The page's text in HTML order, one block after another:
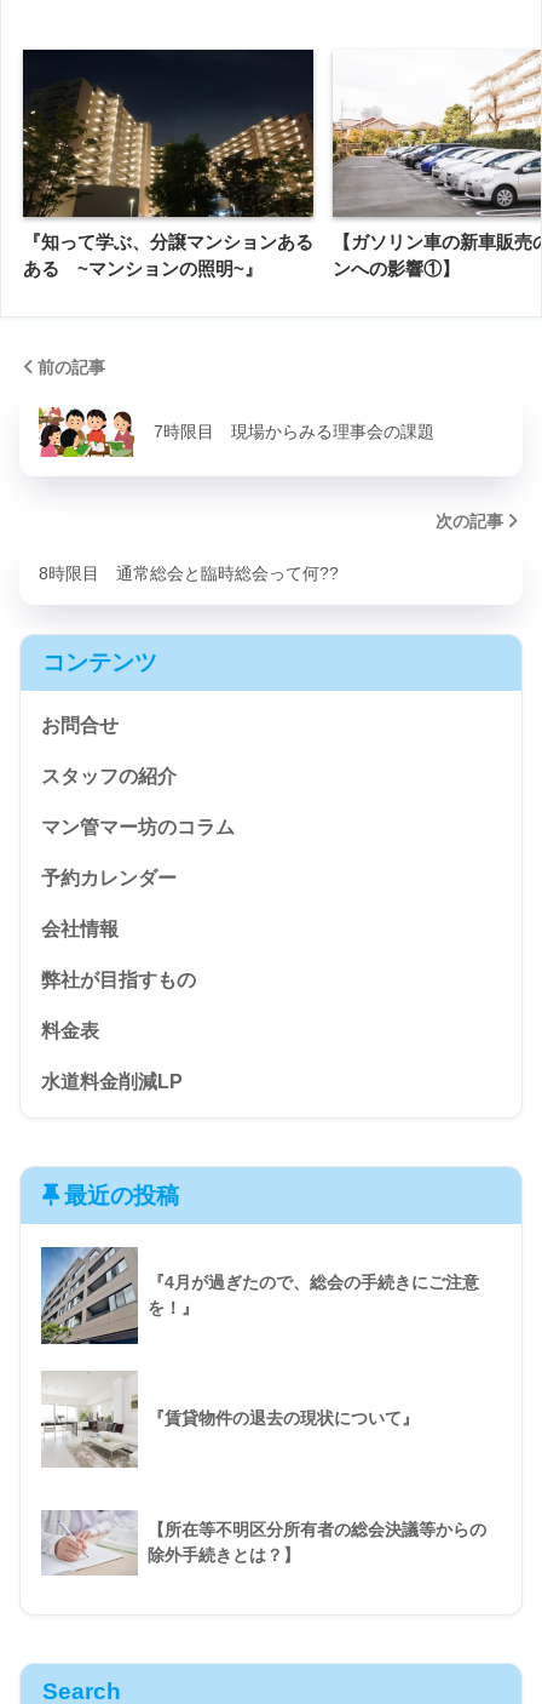
『知って学ぶ、分譲マンションある
ある ~マンションの照明~』
【ガソリン車の新車販売
ンへの影響①】
前の記事
7時限目 現場からみる理事会の課題
次の記事
8時限目 通常総会と臨時総会って何??
コンテンツ
お問合せ
スタッフの紹介
マン管マー坊のコラム
予約カレンダー
会社情報
弊社が目指すもの
料金表
水道料金削減LP
最近の投稿
『4月が過ぎたので、総会の手続きにご注意
を！』
『賃貸物件の退去の現状について』
【所在等不明区分所有者の総会決議等からの
除外手続きとは？】
Search